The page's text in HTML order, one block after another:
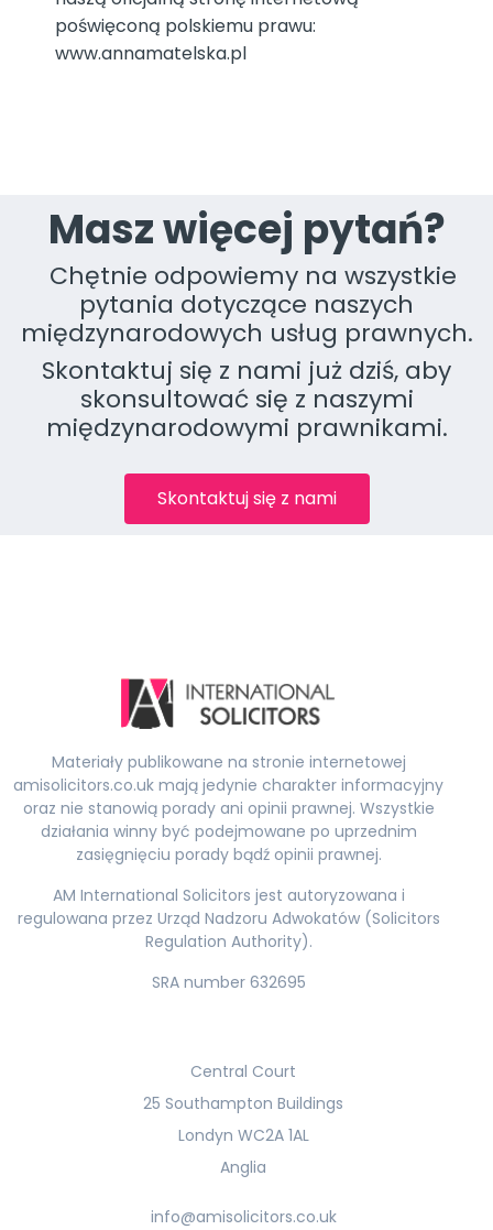
poświęconą polskiemu prawu:
www.annamatelska.pl
Masz więcej pytań?
Chętnie odpowiemy na wszystkie
pytania dotyczące naszych
międzynarodowych usług prawnych.
Skontaktuj się z nami już dziś, aby
skonsultować się z naszymi
międzynarodowymi prawnikami.
Skontaktuj się z nami
Materiały publikowane na stronie internetowej
amisolicitors.co.uk mają jedynie charakter informacyjny
oraz nie stanowią porady ani opinii prawnej. Wszystkie
działania winny być podejmowane po uprzednim
zasięgnięciu porady bądź opinii prawnej.
AM International Solicitors jest autoryzowana i
regulowana przez Urząd Nadzoru Adwokatów (Solicitors
Regulation Authority).
SRA number 632695
Central Court
25 Southampton Buildings
Londyn WC2A 1AL
Anglia
info@amisolicitors.co.uk